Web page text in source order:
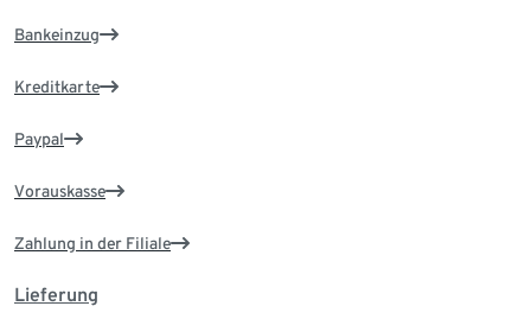
Bankeinzug
Kreditkarte
Paypal
Vorauskasse
Zahlung in der Filiale
Lieferung